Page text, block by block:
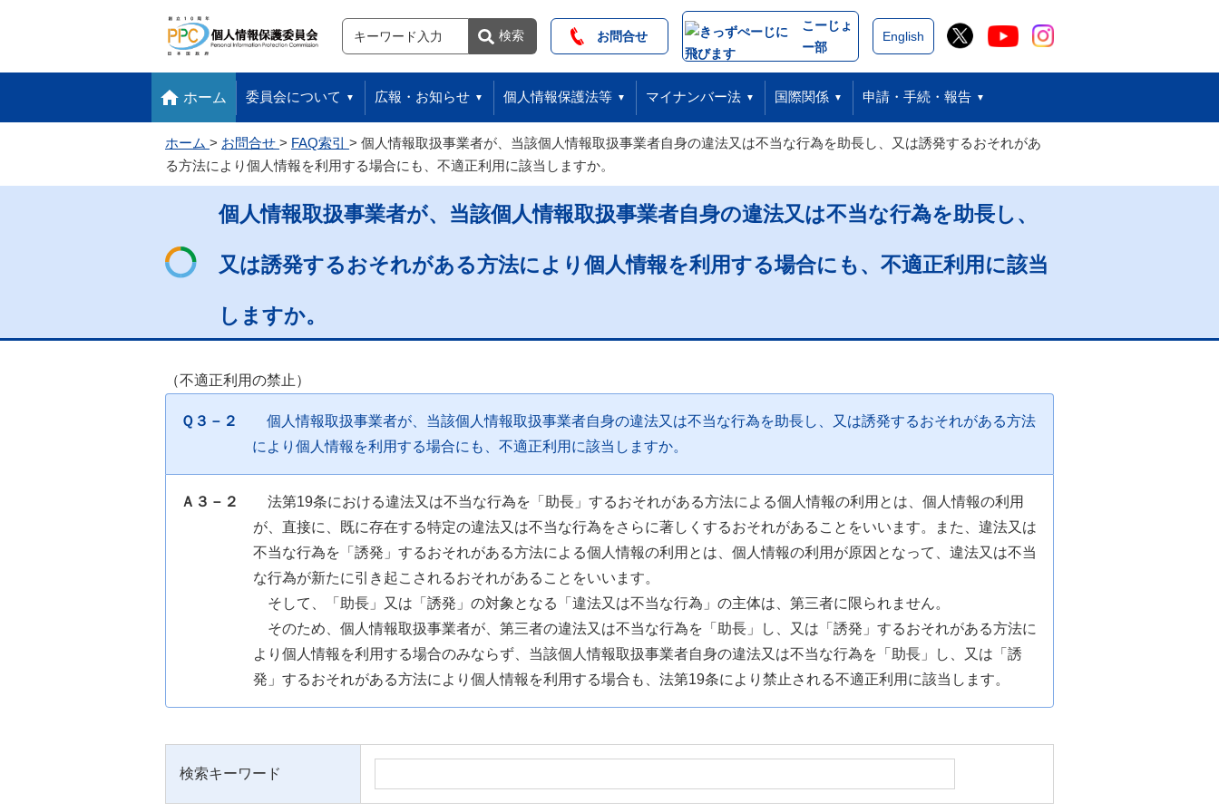
フッターへ移動します 閉じる
サイト内検索
検索 検索 お問合せ
こーじょ
ー部
English
ホーム 委員会について 広報・お知らせ 個人情報保護法等 マイナンバー法 国際関係 申請・手続・報告
ホーム お問合せ FAQ索引
個人情報取扱事業者が、当該個人情報取扱事業者自身の違法又は不当な行為を助長し、又は誘発するおそれがあ
る方法により個人情報を利用する場合にも、不適正利用に該当しますか。
個人情報取扱事業者が、当該個人情報取扱事業者自身の違法又は不当な行為を助長し、
又は誘発するおそれがある方法により個人情報を利用する場合にも、不適正利用に該当
しますか。
（不適正利用の禁止）
Ｑ３－２
個人情報取扱事業者が、当該個人情報取扱事業者自身の違法又は不当な行為を助長し、又は誘発するおそれがある方法
により個人情報を利用する場合にも、不適正利用に該当しますか。
Ａ３－２
法第19条における違法又は不当な行為を「助長」するおそれがある方法による個人情報の利用とは、個人情報の利用
が、直接に、既に存在する特定の違法又は不当な行為をさらに著しくするおそれがあることをいいます。また、違法又は
不当な行為を「誘発」するおそれがある方法による個人情報の利用とは、個人情報の利用が原因となって、違法又は不当
な行為が新たに引き起こされるおそれがあることをいいます。
そして、「助長」又は「誘発」の対象となる「違法又は不当な行為」の主体は、第三者に限られません。
そのため、個人情報取扱事業者が、第三者の違法又は不当な行為を「助長」し、又は「誘発」するおそれがある方法に
より個人情報を利用する場合のみならず、当該個人情報取扱事業者自身の違法又は不当な行為を「助長」し、又は「誘
発」するおそれがある方法により個人情報を利用する場合も、法第19条により禁止される不適正利用に該当します。
検索キーワード